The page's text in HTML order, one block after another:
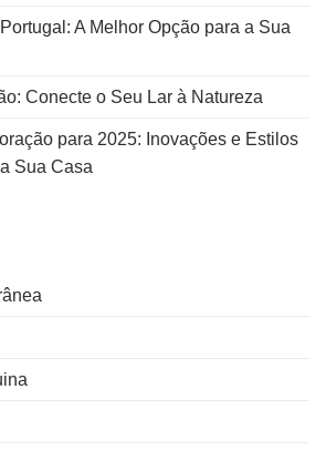
A Melhor Opção para a Sua
Conecte o Seu Lar à Natureza
para 2025: Inovações e Estilos
Sua Casa